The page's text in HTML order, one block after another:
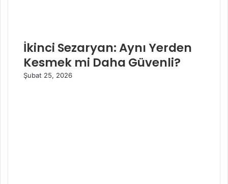
İkinci Sezaryan: Aynı Yerden
Kesmek mi Daha Güvenli?
Şubat 25, 2026